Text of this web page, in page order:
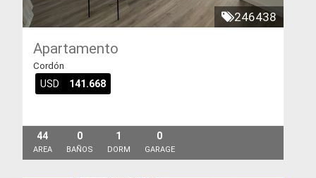
246438
Apartamento
Cordón
USD 141.668
44
AREA
0
BAÑOS
1
DORM
0
GARAGE